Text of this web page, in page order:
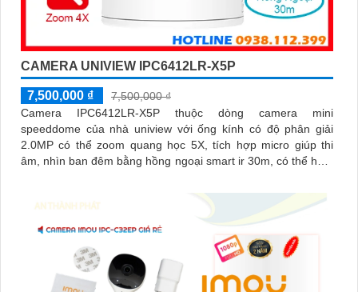
CAMERA UNIVIEW IPC6412LR-X5P
7,500,000 ₫
7,500,000 ₫
Camera IPC6412LR-X5P thuộc dòng camera mini
speeddome của nhà uniview với ống kính có độ phân giải
2.0MP có thể zoom quang học 5X, tích hợp micro giúp thi
âm, nhìn ban đêm bằng hồng ngoại smart ir 30m, có thể hoạt